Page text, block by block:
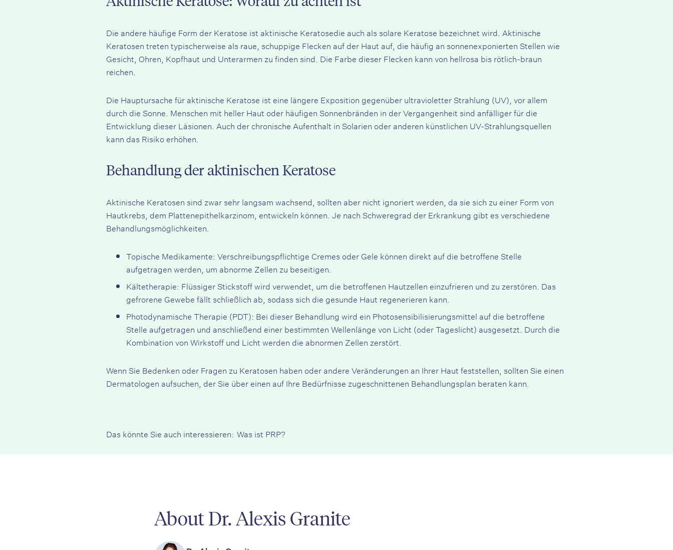
Die andere häufige Form der Keratose ist aktinische Keratosedie auch als solare Keratose bezeichnet wird. Aktinische
Keratosen treten typischerweise als raue, schuppige Flecken auf der Haut auf, die häufig an sonnenexponierten Stellen wie
Gesicht, Ohren, Kopfhaut und Unterarmen zu finden sind. Die Farbe dieser Flecken kann von hellrosa bis rötlich-braun
reichen.
Die Hauptursache für aktinische Keratose ist eine längere Exposition gegenüber ultravioletter Strahlung (UV), vor allem
durch die Sonne. Menschen mit heller Haut oder häufigen Sonnenbränden in der Vergangenheit sind anfälliger für die
Entwicklung dieser Läsionen. Auch der chronische Aufenthalt in Solarien oder anderen künstlichen UV-Strahlungsquellen
kann das Risiko erhöhen.
Behandlung der aktinischen Keratose
Aktinische Keratosen sind zwar sehr langsam wachsend, sollten aber nicht ignoriert werden, da sie sich zu einer Form von
Hautkrebs, dem Plattenepithelkarzinom, entwickeln können. Je nach Schweregrad der Erkrankung gibt es verschiedene
Behandlungsmöglichkeiten.
Topische Medikamente: Verschreibungspflichtige Cremes oder Gele können direkt auf die betroffene Stelle
aufgetragen werden, um abnorme Zellen zu beseitigen.
Kältetherapie: Flüssiger Stickstoff wird verwendet, um die betroffenen Hautzellen einzufrieren und zu zerstören. Das
gefrorene Gewebe fällt schließlich ab, sodass sich die gesunde Haut regenerieren kann.
Photodynamische Therapie (PDT): Bei dieser Behandlung wird ein Photosensibilisierungsmittel auf die betroffene
Stelle aufgetragen und anschließend einer bestimmten Wellenlänge von Licht (oder Tageslicht) ausgesetzt. Durch die
Kombination von Wirkstoff und Licht werden die abnormen Zellen zerstört.
Wenn Sie Bedenken oder Fragen zu Keratosen haben oder andere Veränderungen an Ihrer Haut feststellen, sollten Sie einen
Dermatologen aufsuchen, der Sie über einen auf Ihre Bedürfnisse zugeschnittenen Behandlungsplan beraten kann.
Das könnte Sie auch interessieren: Was ist PRP?
About Dr. Alexis Granite